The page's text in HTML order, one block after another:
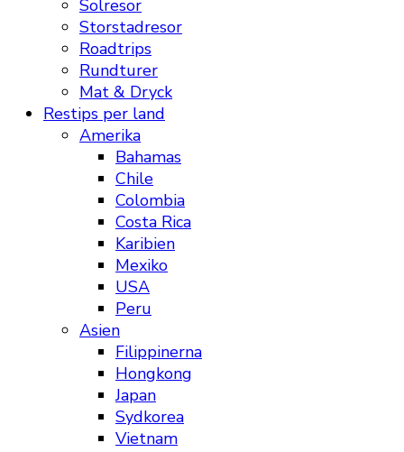
Solresor
Storstadresor
Roadtrips
Rundturer
Mat & Dryck
Restips per land
Amerika
Bahamas
Chile
Colombia
Costa Rica
Karibien
Mexiko
USA
Peru
Asien
Filippinerna
Hongkong
Japan
Sydkorea
Vietnam